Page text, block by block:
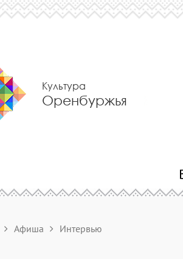
Культура
Оренбуржья
Афиша Интервью